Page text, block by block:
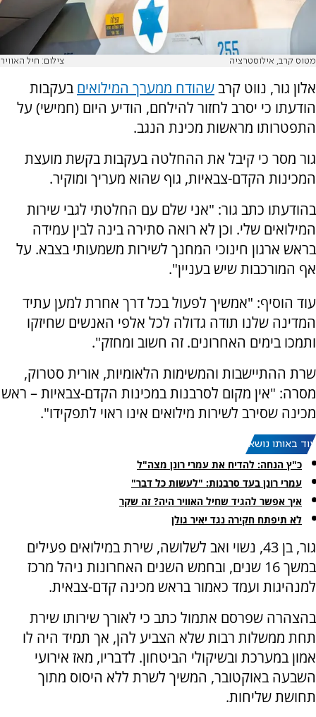
מטוס קרב, אילוסטרציה צילום: חיל האוויר
אלון גור, נווט קרבשהודח ממערך המילואים בעקבות
הודעתו כי יסרב לחזור להילחם, הודיע היום (חמישי) על
התפטרותו מראשות מכינת הנגב.
גור מסר כי קיבל את ההחלטה בעקבות בקשת מועצת
המכינות הקדם-צבאיות, גוף שהוא מעריך ומוקיר.
בהודעתו כתב גור: "אני שלם עם החלטתי לגבי שירות
המילואים שלי. וכן לא רואה סתירה בינה לבין עמידה
בראש ארגון חינוכי המחנך לשירות משמעותי בצבא. על
אף המורכבות שיש בעניין".
עוד הוסיף: "אמשיך לפעול בכל דרך אחרת למען עתיד
המדינה שלנו תודה גדולה לכל אלפי האנשים שחיזקו
ותמכו בימים האחרונים. זה חשוב ומחזק".
שרת ההתיישבות והמשימות הלאומיות, אורית סטרוק,
מסרה: "אין מקום לסרבנות במכינות הקדם-צבאיות – ראש
מכינה שסירב לשירות מילואים אינו ראוי לתפקידו".
עוד באותו נושא:
כ"ץ הנחה: להדיח את עמרי רונן מצה"ל
עמרי רונן בעד סרבנות: "לעשות כל דבר"
איך אפשר להגיד שחיל האוויר היה? זה שקר
לא תיפתח חקירה נגד יאיר גולן
גור, בן 43, נשוי ואב לשלושה, שירת במילואים פעילים
במשך 16 שנים, ובחמש השנים האחרונות ניהל מרכז
למנהיגות ועמד כאמור בראש מכינה קדם-צבאית.
בהצהרה שפרסם אתמול כתב כי לאורך שירותו שירת
תחת ממשלות רבות שלא הצביע להן, אך תמיד היה לו
אמון במערכת ובשיקולי הביטחון. לדבריו, מאז אירועי
השבעה באוקטובר, המשיך לשרת ללא היסוס מתוך
תחושת שליחות.